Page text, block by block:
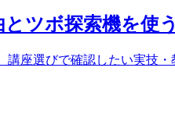
ツボ探索機を使
座選びで確認したい実技